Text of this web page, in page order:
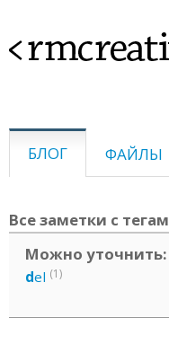
<rmcreative>
БЛОГ ФАЙЛЫ
Все заметки с
Можно уточнить:
del (1)